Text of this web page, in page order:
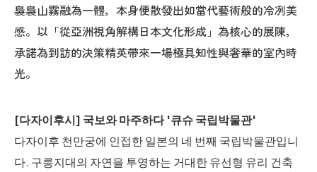
裊裊山霧融為一體，本身便散發出如當代藝術般的冷冽美
感。以「從亞洲視角解構日本文化形成」為核心的展陳，
承諾為到訪的決策精英帶來一場極具知性與奢華的室內時
光。
[다자이후시] 국보와 마주하다 '큐슈 국립박물관'
다자이후 천만궁에 인접한 일본의 네 번째 국립박물관입니
다. 구릉지대의 자연을 투영하는 거대한 유선형 유리 건축